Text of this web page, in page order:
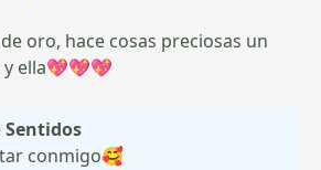
oro, hace cosas preciosas un
y ella💖💖💖
Sentidos
conmigo🥰